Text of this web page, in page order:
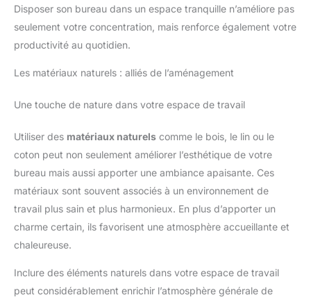
Disposer son bureau dans un espace tranquille n’améliore pas
seulement votre concentration, mais renforce également votre
productivité au quotidien.
Les matériaux naturels : alliés de l’aménagement
Une touche de nature dans votre espace de travail
Utiliser des matériaux naturels comme le bois, le lin ou le
coton peut non seulement améliorer l’esthétique de votre
bureau mais aussi apporter une ambiance apaisante. Ces
matériaux sont souvent associés à un environnement de
travail plus sain et plus harmonieux. En plus d’apporter un
charme certain, ils favorisent une atmosphère accueillante et
chaleureuse.
Inclure des éléments naturels dans votre espace de travail
peut considérablement enrichir l’atmosphère générale de